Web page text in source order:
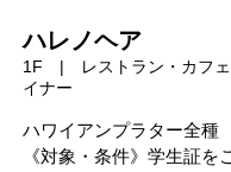
ハレノヘア
1F | レストラン・カフェ
イナー
ハワイアンプラター全種
《対象・条件》学生証を